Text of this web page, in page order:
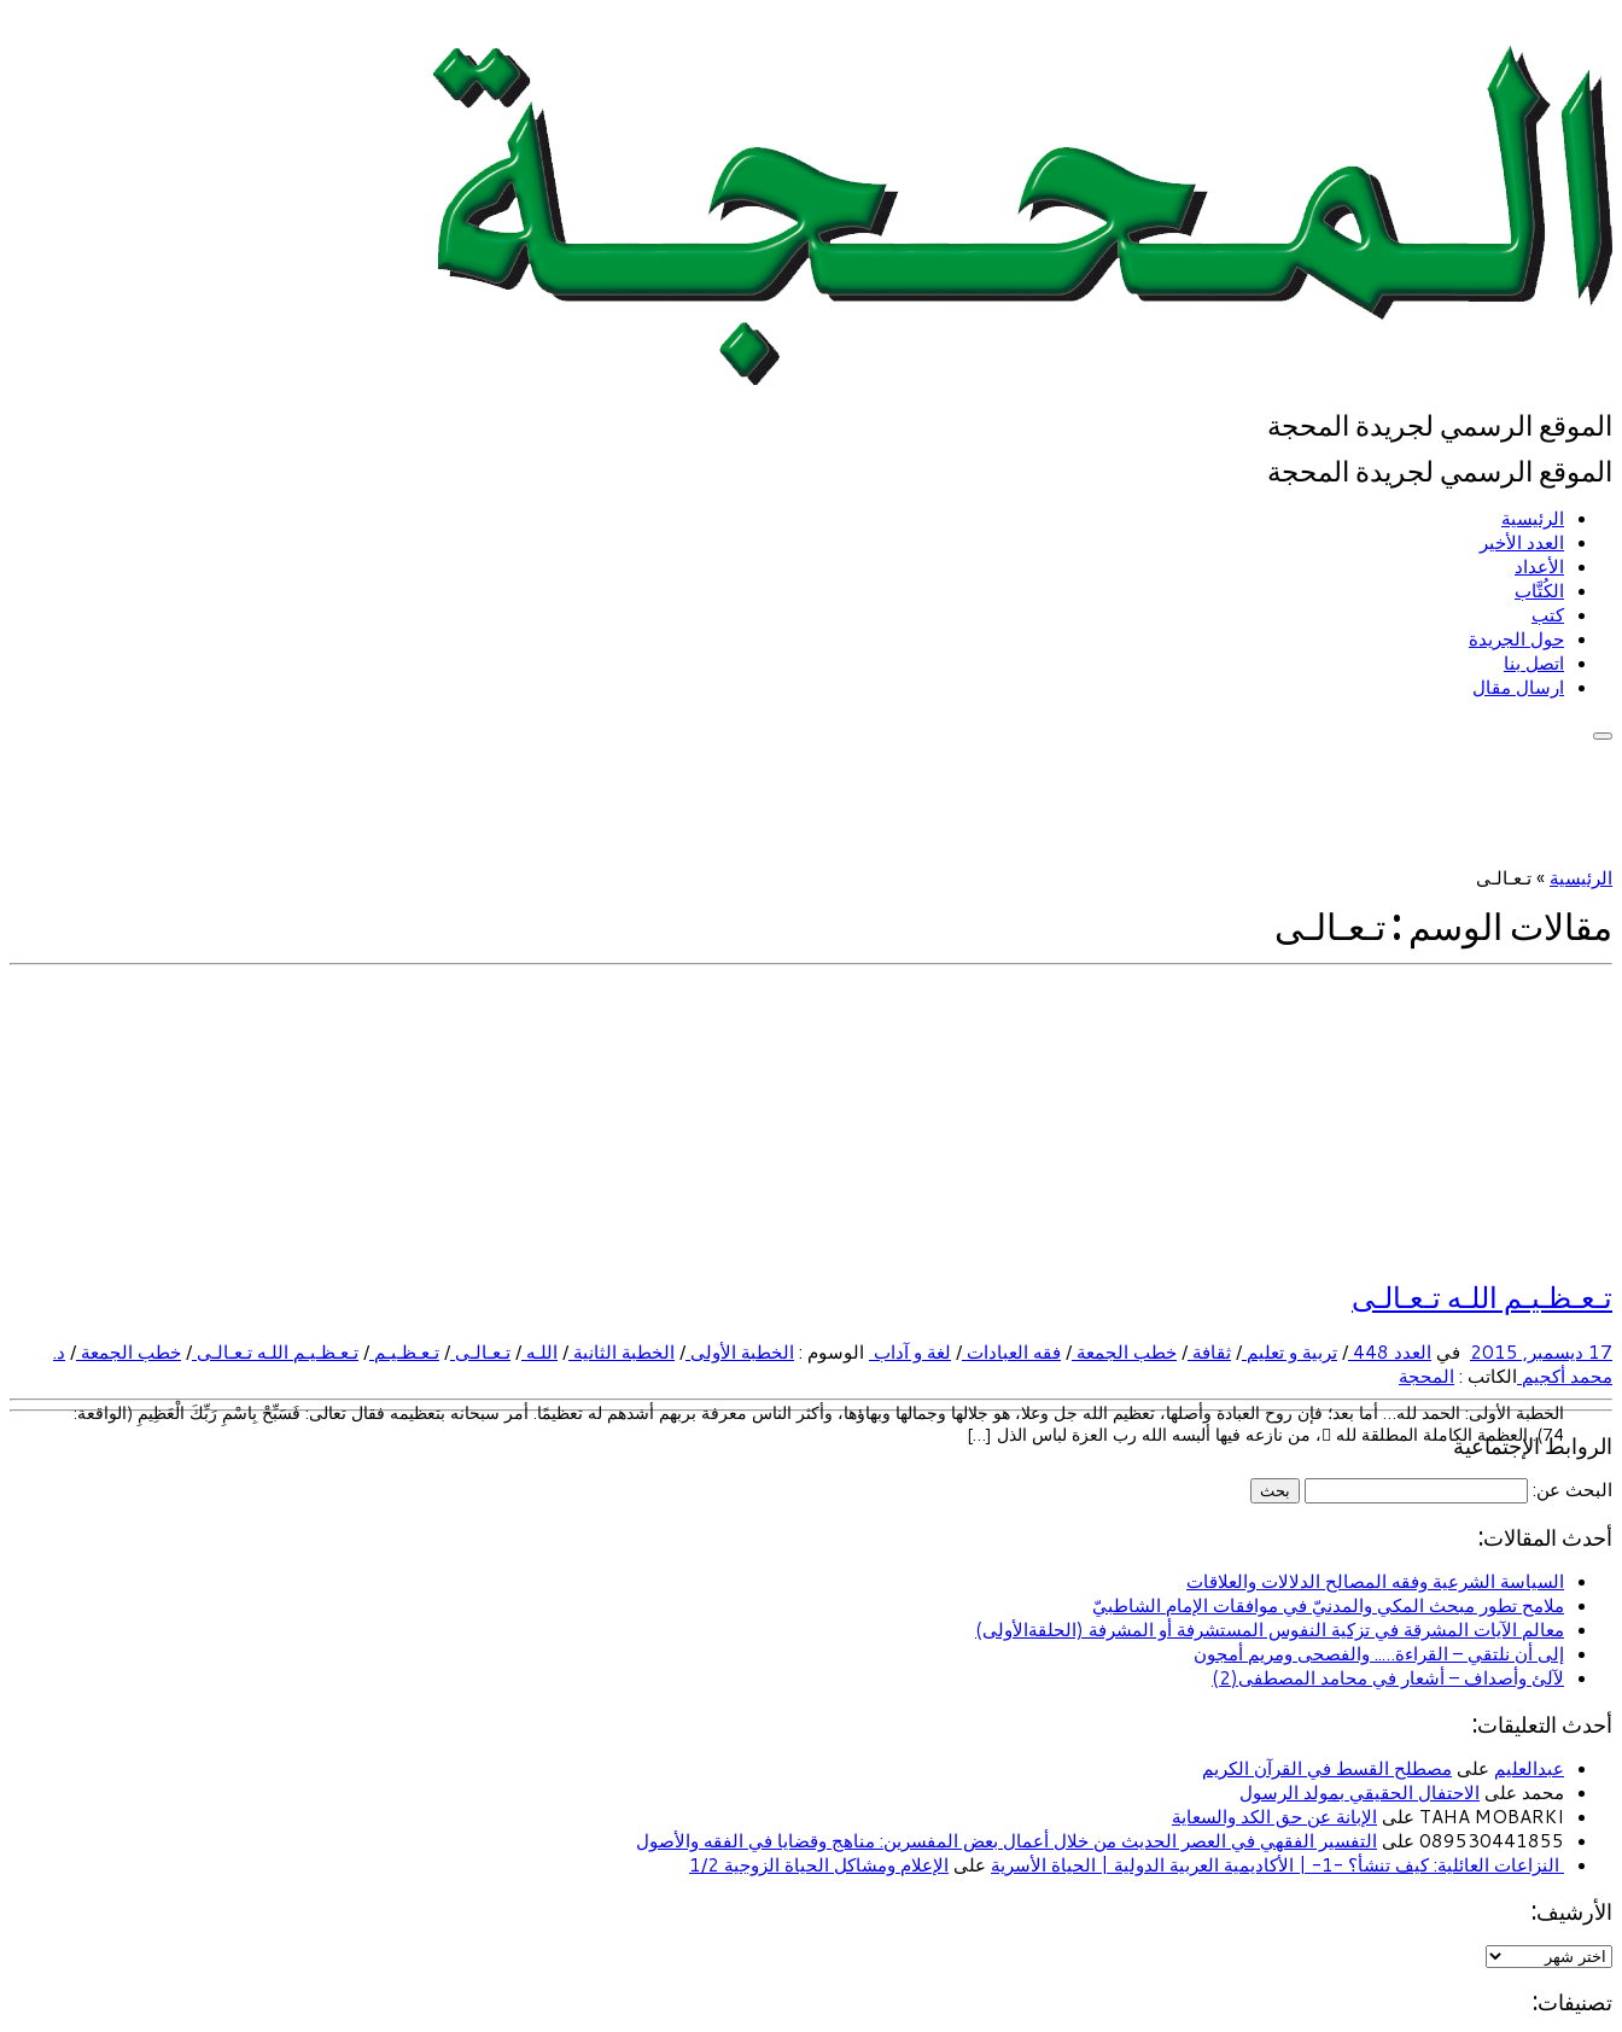
الموقع الرسمي لجريدة المحجة
الموقع الرسمي لجريدة المحجة
الرئيسية
العدد الأخير
الأعداد
الكُتَّاب
كتب
حول الجريدة
اتصل بنا
ارسال مقال
الرئيسية »تـعـالـى
مقالات الوسم :تـعـالـى
الخطبة الأولى: الحمد لله… أما بعد؛ فإن روح العبادة وأصلها، تعظيم الله جل وعلا، هو جلالها وجمالها وبهاؤها، وأكثر الناس معرفة بربهم أشدهم له تعظيمًا. أمر سبحانه بتعظيمه فقال تعالى: فَسَبِّحْ بِاسْمِ رَبِّكَ الْعَظِيمِ (الواقعة:
74). العظمة الكاملة المطلقة لله ، من نازعه فيها ألبسه الله رب العزة لباس الذل […]
تـعـظـيـم اللـه تـعـالـى
17 ديسمبر, 2015 في العدد 448 /تربية و تعليم /ثقافة /خطب الجمعة / فقه العبادات / لغة و آداب الوسوم : الخطبة الأولى / الخطبة الثانية / اللـه /تـعـالـى /تـعـظـيـم /تـعـظـيـم اللـه تـعـالـى /خطب الجمعة / د.
محمد أكجيم الكاتب : المحجة
الروابط الإجتماعية
البحث عن:
أحدث المقالات:
السياسة الشرعية وفقه المصالح الدلالات والعلاقات
ملامح تطور مبحث المكي والمدنيّ في موافقات الإمام الشاطبيّ
معالم الآيات المشرقة في تزكية النفوس المستشرفة أو المشرفة (الحلقةالأولى)
إلى أن نلتقي – القراءة….. والفصحى ومريم أمجون
لآلئ وأصداف – أشعار في محامد المصطفى(2)
أحدث التعليقات:
عبدالعليم على مصطلح القسط في القرآن الكريم
محمد على الاحتفال الحقيقي بمولد الرسول
TAHA MOBARKI على
الإبانة عن حق الكد والسعاية
089530441855 على
التفسير الفقهي في العصر الحديث من خلال أعمال بعض المفسرين: مناهج وقضايا في الفقه والأصول
النزاعات العائلية: كيف تنشأ؟ -1- | الأكاديمية العربية الدولية | الحياة الأسرية
على الإعلام ومشاكل الحياة الزوجية 1/2
الأرشيف:
تصنيفات: